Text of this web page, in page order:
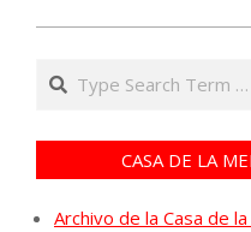
Search
CASA DE LA
Archivo de la Casa de